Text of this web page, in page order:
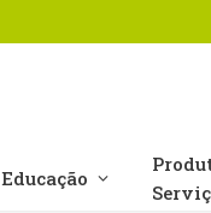
Educação